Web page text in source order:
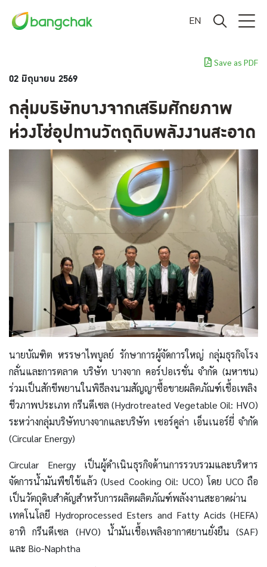
EN
Save as PDF
02 มิถุนายน 2569
กลุ่มบริษัทบางจากเสริมศักยภาพ
ห่วงโซ่อุปทานวัตถุดิบพลังงานสะอาด
นายบัณฑิต หรรษาไพบูลย์ รักษาการผู้จัดการใหญ่ กลุ่มธุรกิจโรง
กลั่นและการตลาด บริษัท บางจาก คอร์ปอเรชั่น จำกัด (มหาชน)
ร่วมเป็นสักขีพยานในพิธีลงนามสัญญาซื้อขายผลิตภัณฑ์เชื้อเพลิง
ชีวภาพประเภท กรีนดีเซล (Hydrotreated Vegetable Oil: HVO)
ระหว่างกลุ่มบริษัทบางจากและบริษัท เซอร์คูล่า เอ็นเนอร์ยี่ จำกัด
(Circular Energy)
Circular Energy เป็นผู้ดำเนินธุรกิจด้านการรวบรวมและบริหาร
จัดการน้ำมันพืชใช้แล้ว (Used Cooking Oil: UCO) โดย UCO ถือ
เป็นวัตถุดิบสำคัญสำหรับการผลิตผลิตภัณฑ์พลังงานสะอาดผ่าน
เทคโนโลยี Hydroprocessed Esters and Fatty Acids (HEFA)
อาทิ กรีนดีเซล (HVO) น้ำมันเชื้อเพลิงอากาศยานยั่งยืน (SAF)
และ Bio-Naphtha